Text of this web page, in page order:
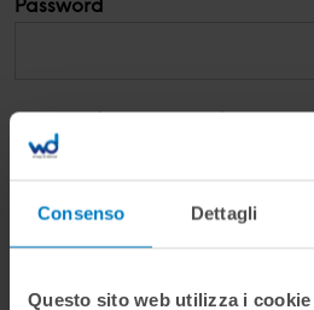
Consenso Dettagli
Questo sito web utilizza i cookie
Password